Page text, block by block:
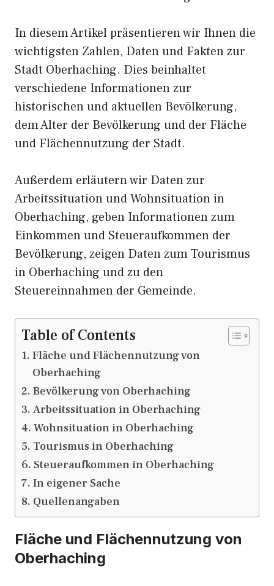
In diesem Artikel präsentieren wir Ihnen die
wichtigsten Zahlen, Daten und Fakten zur
Stadt Oberhaching. Dies beinhaltet
verschiedene Informationen zur
historischen und aktuellen Bevölkerung,
dem Alter der Bevölkerung und der Fläche
und Flächennutzung der Stadt.
Außerdem erläutern wir Daten zur
Arbeitssituation und Wohnsituation in
Oberhaching, geben Informationen zum
Einkommen und Steueraufkommen der
Bevölkerung, zeigen Daten zum Tourismus
in Oberhaching und zu den
Steuereinnahmen der Gemeinde.
Table of Contents
Fläche und Flächennutzung von
Oberhaching
Bevölkerung von Oberhaching
Arbeitssituation in Oberhaching
Wohnsituation in Oberhaching
Tourismus in Oberhaching
Steueraufkommen in Oberhaching
In eigener Sache
Quellenangaben
Fläche und Flächennutzung von
Oberhaching